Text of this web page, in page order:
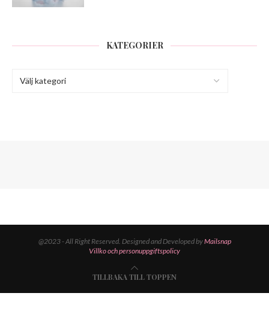
KATEGORIER
@2023 - All Right Reserved. Designed and Developed byMailsnap
Villko och personuppgiftspolicy
TILLBAKA TILL TOPPEN